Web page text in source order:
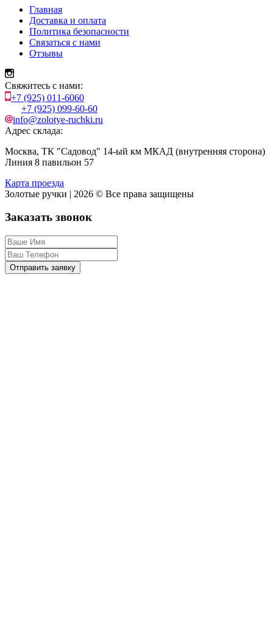
Главная
Доставка и оплата
Политика безопасности
Связаться с нами
Отзывы
Свяжитесь с нами:
+7 (925) 011-6060
+7 (925) 099-60-60
info@zolotye-ruchki.ru
Адрес склада:
Москва, ТК "Садовод" 14-ый км МКАД (внутренняя сторона)
Линия 8 павильон 57
Карта проезда
Золотые ручки | 2026 © Все права защищены
Заказать звонок
Отправить заявку